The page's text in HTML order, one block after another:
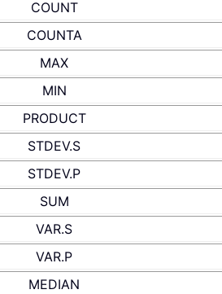
COUNT
COUNTA
MAX
MIN
PRODUCT
STDEV.S
STDEV.P
SUM
VAR.S
VAR.P
MEDIAN